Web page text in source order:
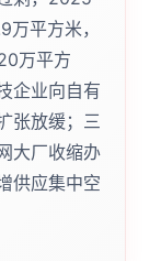
平方米，
万平方
企业向自有
张放缓；三
大厂收缩办
供应集中空